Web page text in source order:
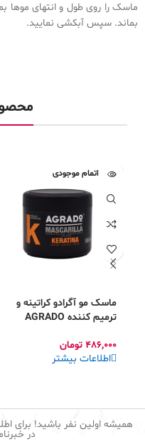
بماند. سپس آبکشی نمایید.
اتمام موجودی
ماسک مو آگرادو کراتینه و
ترمیم کننده AGRADO
486,000 تومان
اطلاعات بیشتر
همیشه اولین نفر باشید! برای
در